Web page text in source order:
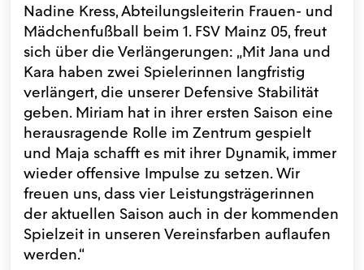
Nadine Kress, Abteilungsleiterin Frauen- und
Mädchenfußball beim 1. FSV Mainz 05, freut
sich über die Verlängerungen: „Mit Jana und
Kara haben zwei Spielerinnen langfristig
verlängert, die unserer Defensive Stabilität
geben. Miriam hat in ihrer ersten Saison eine
herausragende Rolle im Zentrum gespielt
und Maja schafft es mit ihrer Dynamik, immer
wieder offensive Impulse zu setzen. Wir
freuen uns, dass vier Leistungsträgerinnen
der aktuellen Saison auch in der kommenden
Spielzeit in unseren Vereinsfarben auflaufen
werden.“